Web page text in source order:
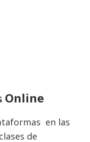
Online
en las
de